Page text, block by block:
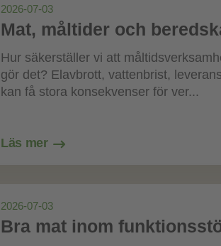
2026-07-03
Mat, måltider och
Hur säkerställer vi att
gör det? Elavbrott, vattenbrist,
kan få stora konsekvenser för ver...
Läs mer
2026-07-03
Bra mat inom